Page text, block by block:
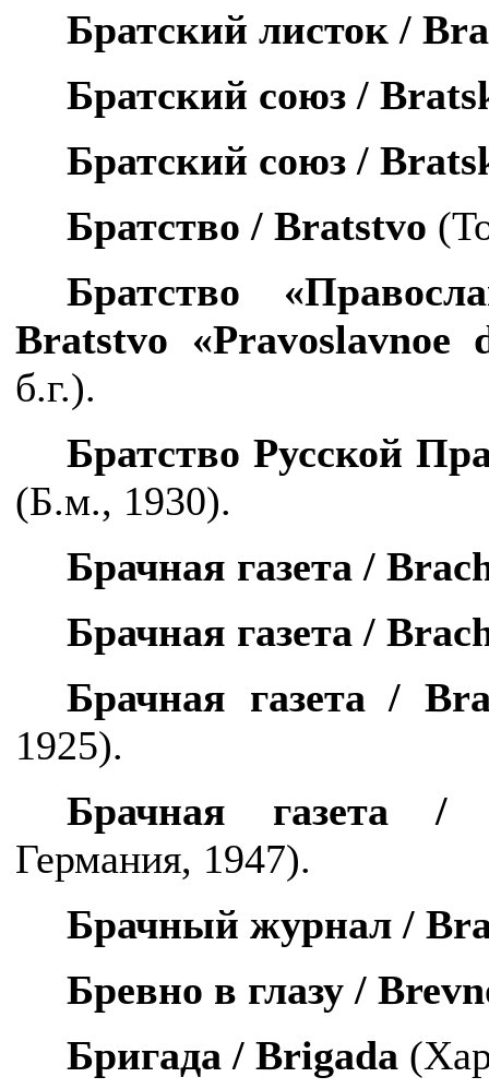
Братский листок /
Братский союз /
Братский союз /
Братство /Bratstvo
Братство
Bratstvo «Pravoslavnoe
б.г.).
Братство Русской
(Б.м., 1930).
Брачная газета /
Брачная газета /
Брачная газета /
1925).
Брачная газета
Германия, 1947).
Брачный журнал /
Бревно в глазу /
Бригада /Brigada